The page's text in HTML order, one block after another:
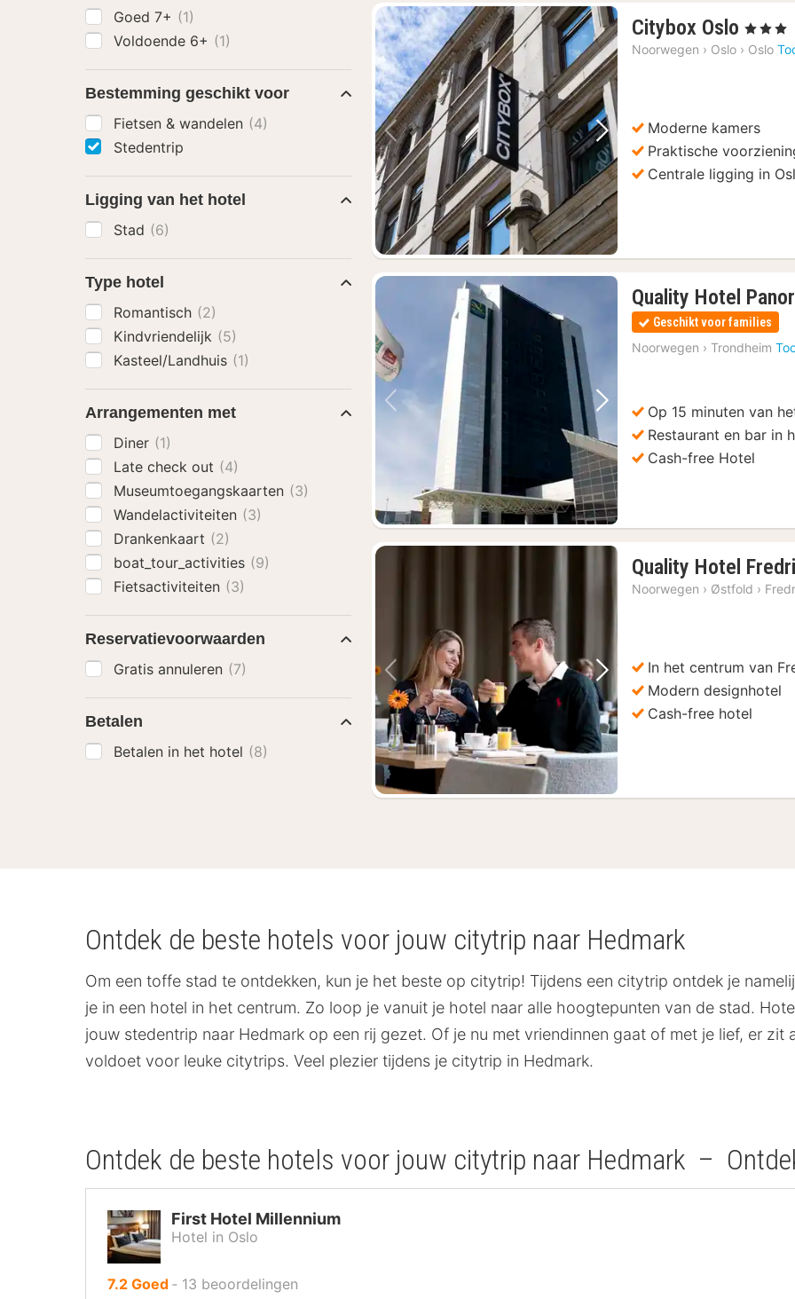
Vorige foto Volgende foto
Citybox Oslo 1
nacht
, 3 Sterren
Noorwegen › Oslo › Oslo
Moderne kamers
Praktische
Centrale ligging in
Vorige foto Volgende foto
Quality Hotel
Geschikt voor families
Noorwegen › Trondheim
Op 15 minuten van
Restaurant en bar in
Cash-free Hotel
Vorige foto Volgende foto
Quality Hotel
Noorwegen › Østfold ›
In het centrum van
Modern designhotel
Cash-free hotel
Goed 7+ (1)
Voldoende 6+ (1)
Bestemming geschikt voor
Fietsen & wandelen (4)
Stedentrip
Ligging van het hotel
Stad (6)
Type hotel
Romantisch (2)
Kindvriendelijk (5)
Kasteel/Landhuis (1)
Arrangementen met
Diner (1)
Late check out (4)
Museumtoegangskaarten (3)
Wandelactiviteiten (3)
Drankenkaart (2)
boat_tour_activities (9)
Fietsactiviteiten (3)
Reservatievoorwaarden
Gratis annuleren (7)
Betalen
Betalen in het hotel (8)
Ontdek de beste hotels voor jouw citytrip naar Hedmark
Om een toffe stad te ontdekken, kun je het beste op citytrip! Tijdens een citytrip ontdek je
je in een hotel in het centrum. Zo loop je vanuit je hotel naar alle hoogtepunten van de stad.
jouw stedentrip naar Hedmark op een rij gezet. Of je nu met vriendinnen gaat of met je lief, er zit
voldoet voor leuke citytrips. Veel plezier tijdens je citytrip in Hedmark.
Ontdek de beste hotels voor jouw citytrip naar Hedmark –
First Hotel Millennium
Hotel in Oslo
7.2uit
Goed ‐ 13 beoordelingen